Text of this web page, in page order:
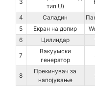
3
тип U)
4 Саладин
5
Екран на допир
6
Цилиндар
7
Вакуумски
генератор
8
Прекинувач за
напојување